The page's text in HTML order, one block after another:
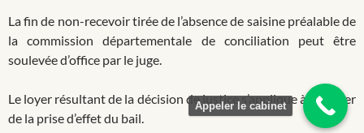
La fin de non-recevoir tirée de l’absence de saisine préalable de
la commission départementale de conciliation peut être
soulevée d’office par le juge.
Le loyer résultant de la décision de justice s’applique à compter
de la prise d’effet du bail.
Appeler le cabinet